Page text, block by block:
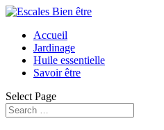
Accueil
Jardinage
Huile essentielle
Savoir être
Select Page